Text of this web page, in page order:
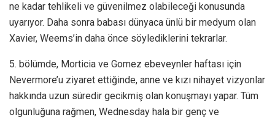
ne kadar tehlikeli ve güvenilmez olabileceği konusunda
uyarıyor. Daha sonra babası dünyaca ünlü bir medyum olan
Xavier, Weems’in daha önce söylediklerini tekrarlar.
5. bölümde, Morticia ve Gomez ebeveynler haftası için
Nevermore’u ziyaret ettiğinde, anne ve kızı nihayet vizyonlar
hakkında uzun süredir gecikmiş olan konuşmayı yapar. Tüm
olgunluğuna rağmen, Wednesday hala bir genç ve